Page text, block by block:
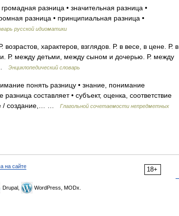
разница • значительная разница •
разница • принципиальная разница •
русской идиоматики
характеров, взглядов. Р. в весе, в цене. Р. в
Р. между детьми, между сыном и дочерью. Р. между
Энциклопедический словарь
понять разницу • знание, понимание
составляет • субъект, оценка, соответствие
/ создание,… …
Глагольной сочетаемости непредметных
18+
на сайте
Drupal, WordPress, MODx.